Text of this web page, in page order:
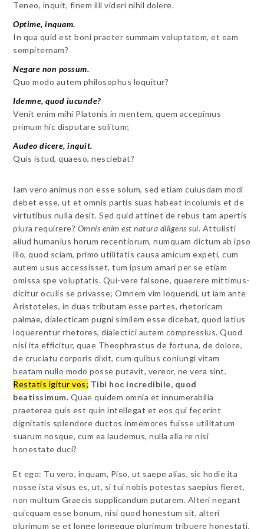
Teneo, inquit, finem illi videri nihil dolere.
Optime, inquam.
In qua quid est boni praeter summam voluptatem, et eam
sempiternam?
Negare non possum.
Quo modo autem philosophus loquitur?
Idemne, quod iucunde?
Venit enim mihi Platonis in mentem, quem accepimus
primum hic disputare solitum;
Audeo dicere, inquit.
Quis istud, quaeso, nesciebat?
Iam vero animus non esse solum, sed etiam cuiusdam modi
debet esse, ut et omnis partis suas habeat incolumis et de
virtutibus nulla desit. Sed quid attinet de rebus tam apertis
plura requirere? Omnis enim est natura diligens sui. Attulisti
aliud humanius horum recentiorum, numquam dictum ab ipso
illo, quod sciam, primo utilitatis causa amicum expeti, cum
autem usus accessisset, tum ipsum amari per se etiam
omissa spe voluptatis. Qui-vere falsone, quaerere mittimus-
dicitur oculis se privasse; Omnem vim loquendi, ut iam ante
Aristoteles, in duas tributam esse partes, rhetoricam
palmae, dialecticam pugni similem esse dicebat, quod latius
loquerentur rhetores, dialectici autem compressius. Quod
nisi ita efficitur, quae Theophrastus de fortuna, de dolore,
de cruciatu corporis dixit, cum quibus coniungi vitam
beatam nullo modo posse putavit, vereor, ne vera sint.
Restatis igitur vos; Tibi hoc incredibile, quod
beatissimum. Quae quidem omnia et innumerabilia
praeterea quis est quin intellegat et eos qui fecerint
dignitatis splendore ductos inmemores fuisse utilitatum
suarum nosque, cum ea laudemus, nulla alla re nisi
honestate duci?
Et ego: Tu vero, inquam, Piso, ut saepe alias, sic hodie ita
nosse ista visus es, ut, si tui nobis potestas saepius fieret,
non multum Graecis supplicandum putarem. Alteri negant
quicquam esse bonum, nisi quod honestum sit, alteri
plurimum se et longe longeque plurimum tribuere honestati,